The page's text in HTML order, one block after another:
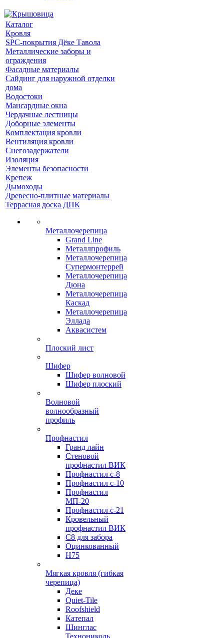
Каталог
Кровля
SPC-покрытия Дёке Тавола
Металлические заборы и
ограждения
Фасадные материалы
Сайдинг для наружной отделки
дома
Водостоки
Мансардные окна
Чердачные лестницы
Доборные элементы
Комплектация кровли
Вентиляция кровли
Снегозадержатели
Изоляция
Элементы безопасности
Крепеж
Дымоходы
Древесно-плитные материалы
Террасная доска ДПК
Металлочерепица
Grand Line
Металлпрофиль
Металлочерепица
Супермонтеррей
Металлочерепица
Дюна
Металлочерепица
Каскад
Металлочерепица
Эллада
Аквасистем
Плоский лист
Шифер
Шифер волновой
Шифер плоский
Волновой
волнообразный
профиль
Профнастил
Гранд лайн
Стеновой
профнастил ВИК
Профнастил с-8
Профнастил с-10
Профнастил
МП-20
Профнастил с-21
Кровельный
профнастил ВИК
С8 для забора
Оцинкованный
Н75
Мягкая кровля (гибкая
черепица)
Деке
Quiet-Tile
Roofshield
Катепал
Шинглас
Технониколь